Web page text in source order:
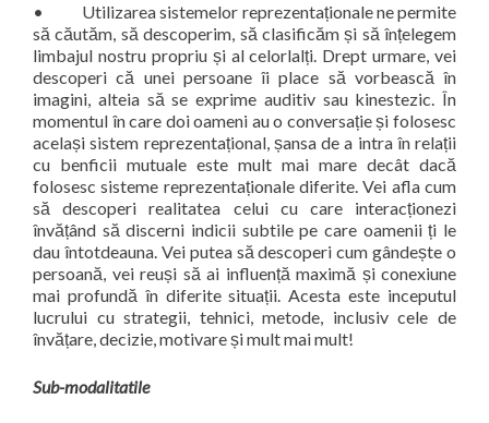
• Utilizarea sistemelor reprezentaționale ne permite
să căutăm, să descoperim, să clasificăm și să înțelegem
limbajul nostru propriu și al celorlalți. Drept urmare, vei
descoperi că unei persoane îi place să vorbească în
imagini, alteia să se exprime auditiv sau kinestezic. În
momentul în care doi oameni au o conversație și folosesc
același sistem reprezentațional, șansa de a intra în relații
cu benficii mutuale este mult mai mare decât dacă
folosesc sisteme reprezentaționale diferite. Vei afla cum
să descoperi realitatea celui cu care interacționezi
învățând să discerni indicii subtile pe care oamenii ți le
dau întotdeauna. Vei putea să descoperi cum gândește o
persoană, vei reuși să ai influență maximă și conexiune
mai profundă în diferite situații. Acesta este inceputul
lucrului cu strategii, tehnici, metode, inclusiv cele de
învățare, decizie, motivare și mult mai mult!
Sub-modalitatile